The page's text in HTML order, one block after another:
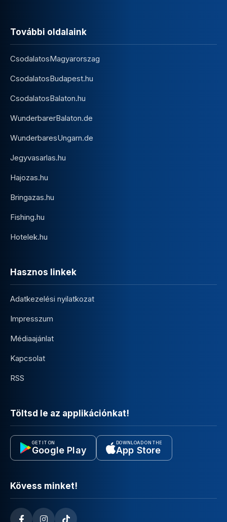
További oldalaink
CsodalatosMagyarorszag
CsodalatosBudapest.hu
CsodalatosBalaton.hu
WunderbarerBalaton.de
WunderbaresUngarn.de
Jegyvasarlas.hu
Hajozas.hu
Bringazas.hu
Fishing.hu
Hotelek.hu
Hasznos linkek
Adatkezelési nyilatkozat
Impresszum
Médiaajánlat
Kapcsolat
RSS
Töltsd le az applikációnkat!
GET IT ON
Google Play
DOWNLOAD ON THE
App Store
Kövess minket!